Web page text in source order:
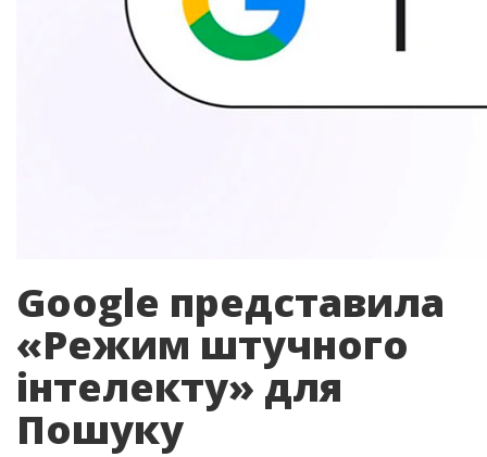
Google представила
«Режим штучного
інтелекту» для
Пошуку